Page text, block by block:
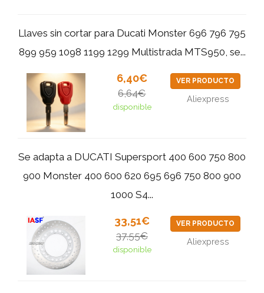
Llaves sin cortar para Ducati Monster 696 796 795
899 959 1098 1199 1299 Multistrada MTS950, se...
6,40€
6,64€
disponible
VER PRODUCTO
Aliexpress
Se adapta a DUCATI Supersport 400 600 750 800
900 Monster 400 600 620 695 696 750 800 900
1000 S4...
33,51€
37,55€
disponible
VER PRODUCTO
Aliexpress